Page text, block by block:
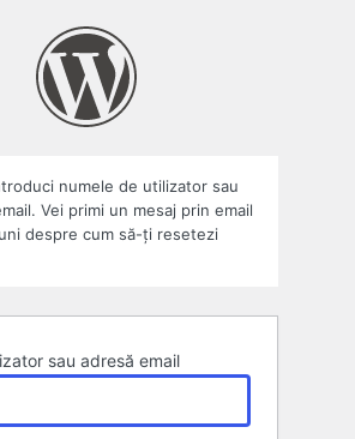
numele de utilizator sau
Vei primi un mesaj prin email
despre cum să-ți resetezi
sau adresă email